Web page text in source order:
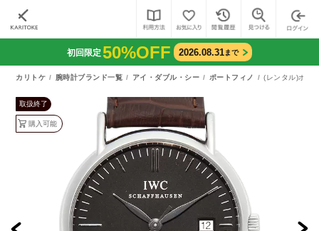
初回限定50%OFF 2026.08.31まで
カリトケ 腕時計ブランド一覧 アイ・ダブル・シー ポートフィノ (レンタル)ポー
取扱終了
購入可能